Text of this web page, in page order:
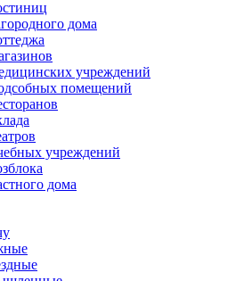
дома
учреждений
помещений
учреждений
дома